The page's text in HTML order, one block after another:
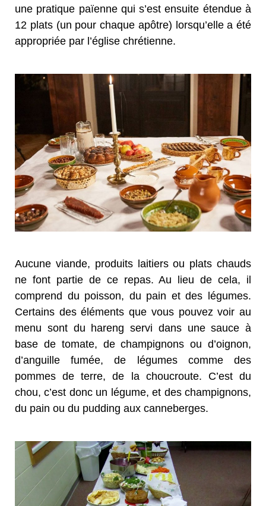
une pratique païenne qui s’est ensuite étendue à
12 plats (un pour chaque apôtre) lorsqu’elle a été
appropriée par l’église chrétienne.
Aucune viande, produits laitiers ou plats chauds
ne font partie de ce repas. Au lieu de cela, il
comprend du poisson, du pain et des légumes.
Certains des éléments que vous pouvez voir au
menu sont du hareng servi dans une sauce à
base de tomate, de champignons ou d’oignon,
d’anguille fumée, de légumes comme des
pommes de terre, de la choucroute. C’est du
chou, c’est donc un légume, et des champignons,
du pain ou du pudding aux canneberges.